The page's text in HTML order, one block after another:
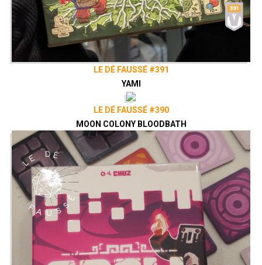
LE DÉ FAUSSÉ #391
YAMI
LE DÉ FAUSSÉ #390
MOON COLONY BLOODBATH